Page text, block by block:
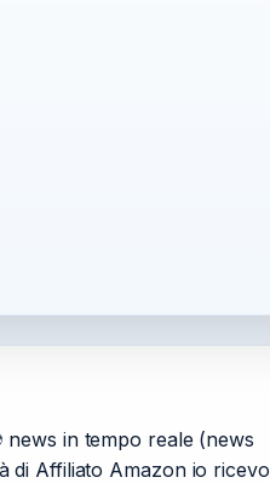
news in tempo reale (news
di Affiliato Amazon io ricevo